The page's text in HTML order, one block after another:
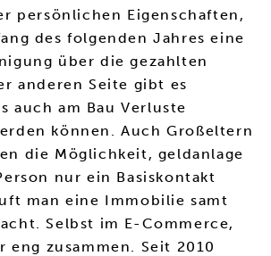
persönlichen Eigenschaften,
des folgenden Jahres eine
über die gezahlten
anderen Seite gibt es
auch am Bau Verluste
können. Auch Großeltern
die Möglichkeit, geldanlage
nur ein Basiskontakt
man eine Immobilie samt
Selbst im E-Commerce,
eng zusammen. Seit 2010